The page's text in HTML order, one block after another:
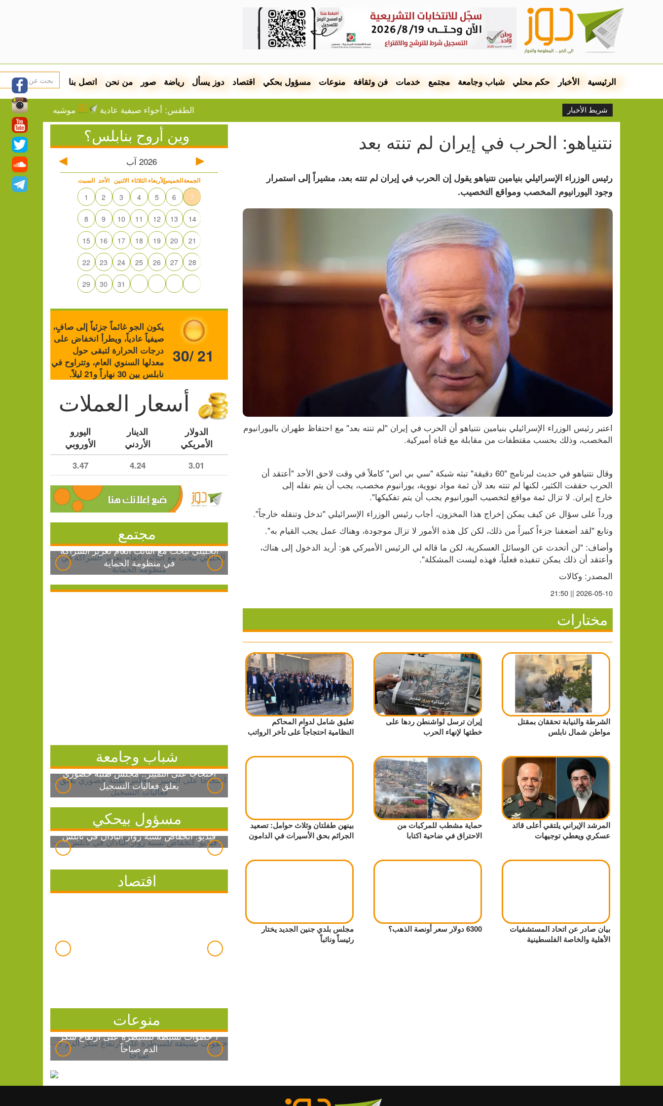
الرئيسية الأخبار حكم محلي شباب وجامعة مجتمع خدمات فن وثقافة منوعات مسؤول بحكي اقتصاد دوز يسأل رياضة صور من نحن اتصل بنا
شريط الأخبار الطقس: أجواء صيفية عادية موشيه فيغلين: إما
نتنياهو: الحرب في إيران لم تنته بعد
رئيس الوزراء الإسرائيلي بنيامين نتنياهو يقول إن الحرب في إيران لم تنته بعد، مشيراً إلى استمرار
وجود اليورانيوم المخصب ومواقع التخصيب.
المخصب، وذلك بحسب مقتطفات من مقابلة مع قناة أميركية.
خارج إيران. لا تزال ثمة مواقع لتخصيب اليورانيوم يجب أن يتم تفكيكها".
ورداً على سؤال عن كيف يمكن إخراج هذا المخزون، أجاب رئيس الوزراء الإسرائيلي "تدخل وتنقله خارجاً".
وتابع "لقد أضعفنا جزءاً كبيراً من ذلك، لكن كل هذه الأمور لا تزال موجودة، وهناك عمل يجب القيام به".
وأعتقد أن ذلك يمكن تنفيذه فعلياً، فهذه ليست المشكلة".
المصدر: وكالات
2026-05-10 || 21:50
مختارات
الشرطة والنيابة تحققان بمقتل
مواطن شمال نابلس
إيران ترسل لواشنطن ردها على
خطتها لإنهاء الحرب
تعليق شامل لدوام المحاكم
النظامية احتجاجاً على تأخر الرواتب
المرشد الإيراني يلتقي أعلى قائد
عسكري ويعطي توجيهات
حماية مشطب للمركبات من
الاحتراق في ضاحية اكتابا
بينهن طفلتان وثلاث حوامل: تصعيد
الجرائم بحق الأسيرات في الدامون
بيان صادر عن اتحاد المستشفيات
الأهلية والخاصة الفلسطينية
6300 دولار سعر أونصة الذهب؟
مجلس بلدي جنين الجديد يختار
رئيساً ونائباً
وين أروح بنابلس؟
2026 آب
السبت الأحد الاثنين الثلاثاء الأربعاءالخميسالجمعة
1 2 3 4 5 6 7
8 9 10 11 12 13 14
15 16 17 18 19 20 21
22 23 24 25 26 27 28
29 30 31
يكون الجو غائماً جزئياً إلى صافٍ،
صيفياً عادياً، ويطرأ انخفاض على
درجات الحرارة لتبقى حول
معدلها السنوي العام، وتتراوح في
نابلس بين 30 نهاراً و21 ليلاً.
30/ 21
أسعار العملات
الدولار
الأمريكي
الدينار
الأردني
اليورو
الأوروبي
3.01
4.24
3.47
مجتمع
الخليلي تبحث مع النائب العام تعزيز الشراكة
في منظومة الحماية
شباب وجامعة
احتجاجاً على التمييز.. مجلس طلبة خضوري
يعلق فعاليات التسجيل
مسؤول بيحكي
فيديو: انخفاض نسبة زوار الباذان في نابلس
اقتصاد
منوعات
7 خطوات بسيطة للسيطرة على ارتفاع سكر
الدم صباحاً